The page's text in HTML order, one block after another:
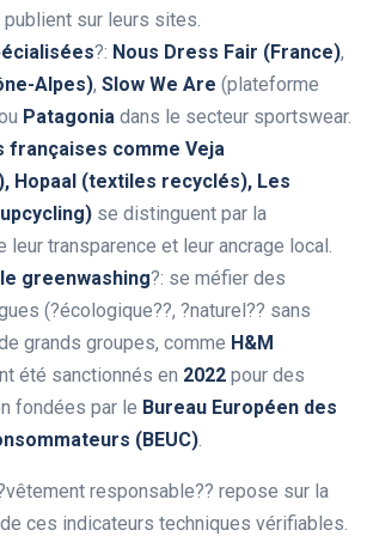
sur leurs sites.
?: Nous Dress Fair (France),
Alpes), Slow We Are (plateforme
Patagonia dans le secteur sportswear.
françaises comme Veja
Hopaal (textiles recyclés), Les
se distinguent par la
transparence et leur ancrage local.
greenwashing?: se méfier des
(?écologique??, ?naturel?? sans
grands groupes, comme H&M
été sanctionnés en 2022 pour des
fondées par le Bureau Européen des
(BEUC)
responsable?? repose sur la
ces indicateurs techniques vérifiables.